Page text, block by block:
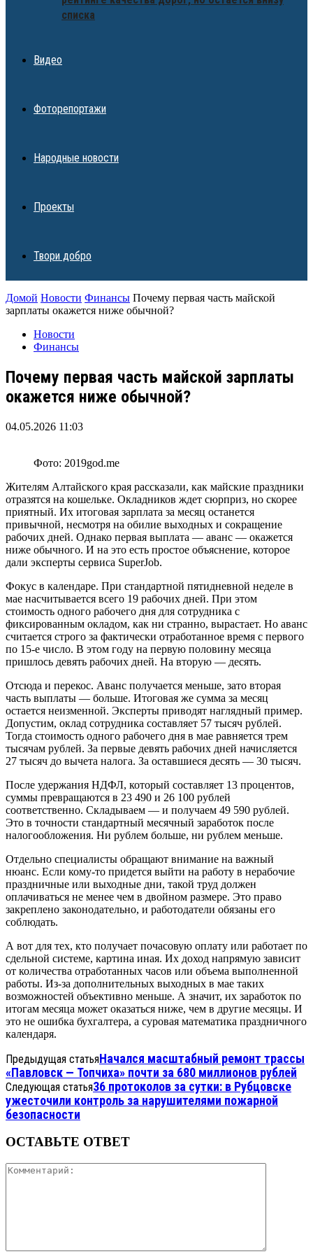
списка
Видео
Фоторепортажи
Народные новости
Проекты
Твори добро
Домой Новости Финансы Почему первая часть майской
зарплаты окажется ниже обычной?
Новости
Финансы
Почему первая часть майской зарплаты
окажется ниже обычной?
04.05.2026 11:03
Фото: 2019god.me
Жителям Алтайского края рассказали, как майские праздники
отразятся на кошельке. Окладников ждет сюрприз, но скорее
приятный. Их итоговая зарплата за месяц останется
привычной, несмотря на обилие выходных и сокращение
рабочих дней. Однако первая выплата — аванс — окажется
ниже обычного. И на это есть простое объяснение, которое
дали эксперты сервиса SuperJob.
Фокус в календаре. При стандартной пятидневной неделе в
мае насчитывается всего 19 рабочих дней. При этом
стоимость одного рабочего дня для сотрудника с
фиксированным окладом, как ни странно, вырастает. Но аванс
считается строго за фактически отработанное время с первого
по 15-е число. В этом году на первую половину месяца
пришлось девять рабочих дней. На вторую — десять.
Отсюда и перекос. Аванс получается меньше, зато вторая
часть выплаты — больше. Итоговая же сумма за месяц
остается неизменной. Эксперты приводят наглядный пример.
Допустим, оклад сотрудника составляет 57 тысяч рублей.
Тогда стоимость одного рабочего дня в мае равняется трем
тысячам рублей. За первые девять рабочих дней начисляется
27 тысяч до вычета налога. За оставшиеся десять — 30 тысяч.
После удержания НДФЛ, который составляет 13 процентов,
суммы превращаются в 23 490 и 26 100 рублей
соответственно. Складываем — и получаем 49 590 рублей.
Это в точности стандартный месячный заработок после
налогообложения. Ни рублем больше, ни рублем меньше.
Отдельно специалисты обращают внимание на важный
нюанс. Если кому-то придется выйти на работу в нерабочие
праздничные или выходные дни, такой труд должен
оплачиваться не менее чем в двойном размере. Это право
закреплено законодательно, и работодатели обязаны его
соблюдать.
А вот для тех, кто получает почасовую оплату или работает по
сдельной системе, картина иная. Их доход напрямую зависит
от количества отработанных часов или объема выполненной
работы. Из-за дополнительных выходных в мае таких
возможностей объективно меньше. А значит, их заработок по
итогам месяца может оказаться ниже, чем в другие месяцы. И
это не ошибка бухгалтера, а суровая математика праздничного
календаря.
Предыдущая статьяНачался масштабный ремонт трассы
«Павловск — Топчиха» почти за 680 миллионов рублей
Следующая статья36 протоколов за сутки: в Рубцовске
ужесточили контроль за нарушителями пожарной
безопасности
ОСТАВЬТЕ ОТВЕТ